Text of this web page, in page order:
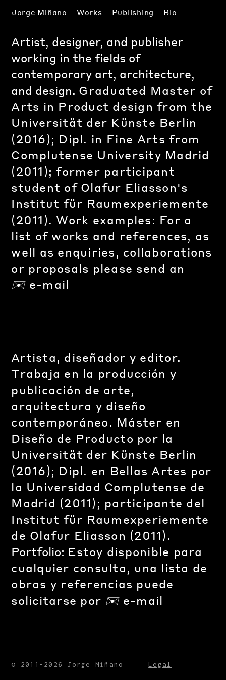
Jorge Miñano Works Publishing Bio
Artist, designer, and publisher
working in thefields of
contemporary art, architecture,
and design. Graduated Master of
Arts in Product design from the
Universität der Künste Berlin
(2016); Dipl. in Fine Arts from
Complutense University Madrid
(2011); former participant
student of Olafur Eliasson's
Institut für Raumexperiemente
(2011). Work examples: For a
list of works and references, as
well as enquiries, collaborations
or proposals please send an
✉️ e-mail
Artista, diseñador y editor.
Trabaja en la producción y
publicación de arte,
arquitectura y diseño
contemporáneo. Máster en
Diseño de Producto por la
Universität der Künste Berlin
(2016); Dipl. en Bellas Artes por
la Universidad Complutense de
Madrid (2011); participante del
Institut für Raumexperiemente
de Olafur Eliasson (2011).
Portfolio: Estoy disponible para
cualquier consulta, una lista de
obras y referencias puede
solicitarse por ✉️ e-mail
® 2011-2026 Jorge Miñano Legal